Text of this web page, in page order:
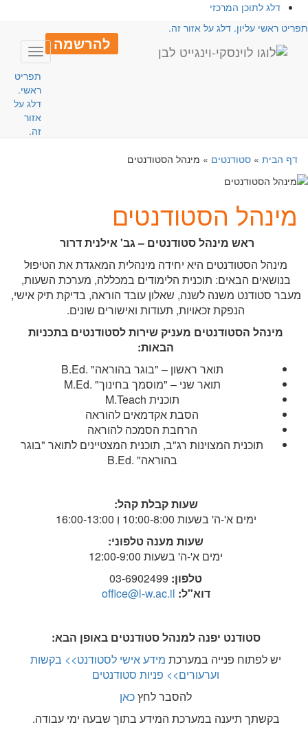
דלג לתוכן המרכזי
ראשי עליון. דלג על אזור זה.
להרשמה
Toggle
תפריט
ראשי.
דלג על
אזור
זה.
דף הבית» סטודנטים» מינהל הסטודנטים
מינהל הסטודנטים
ראש מינהל סטודנטים – גב' אילנית דרור
מינהל הסטודנטים היא יחידה מינהלית המאגדת את הטיפול
בנושאים הבאים: תוכנית הלימודים במכללה, מערכת השעות,
מעבר סטודנט משנה לשנה, שאלון עובד הוראה, בדיקת תיק אישי,
הנפקת זכאויות, תעודות ואישורים שונים.
מינהל הסטודנטים מעניק שירות לסטודנטים בתכניות
הבאות:
תואר ראשון – "בוגר בהוראה" .B.Ed
תואר שני – "מוסמך בחינוך" .M.Ed
תוכנית M.Teach
הסבת אקדמאים להוראה
הרחבת הסמכה להוראה
תוכנית המצוינות רג"ב, תוכנית המצטיינים לתואר "בוגר
בהוראה" .B.Ed
שעות קבלת קהל:
ימים א'-ה' בשעות 10:00-8:00 וְ 16:00-13:00
שעות מענה טלפוני:
ימים א'-ה' בשעות 12:00-9:00
טלפון:03-6902499
דוא"ל: office@l-w.ac.il
סטודנט יפנה למנהל סטודנטים באופן הבא:
יש לפתוח פנייה במערכתמידע אישי לסטודנט>> בקשות
וערעורים>> פניות סטודנטים
להסבר לחץכאן
בקשתך תיענה במערכת המידע בתוך שבעה ימי עבודה.